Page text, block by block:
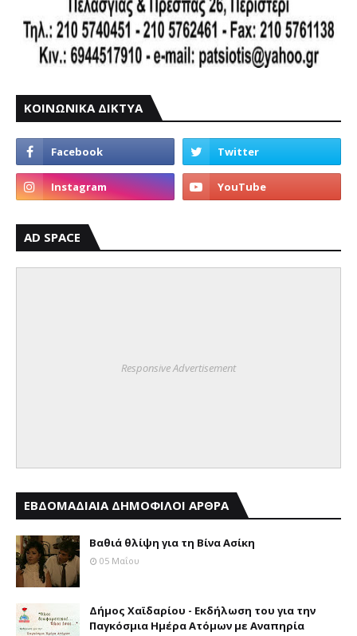
ΚΟΙΝΩΝΙΚΑ ΔΙΚΤΥΑ
AD SPACE
Responsive Advertisement
ΕΒΔΟΜΑΔΙΑΙΑ ΔΗΜΟΦΙΛΟΙ ΑΡΘΡΑ
Βαθιά θλίψη για τη Βίνα Ασίκη
05 Μαΐου
Δήμος Χαϊδαρίου - Εκδήλωση του για την
Παγκόσμια Ημέρα Ατόμων με Αναπηρία